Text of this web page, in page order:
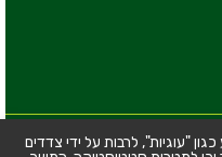
בע''מ
"עוגיות", לרבות על ידי צדדים